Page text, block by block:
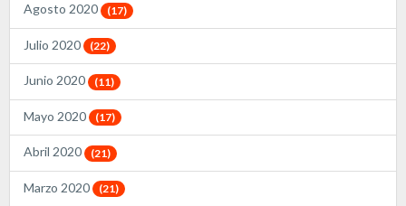
Agosto 2020 (17)
Julio 2020 (22)
Junio 2020 (11)
Mayo 2020 (17)
Abril 2020 (21)
Marzo 2020 (21)